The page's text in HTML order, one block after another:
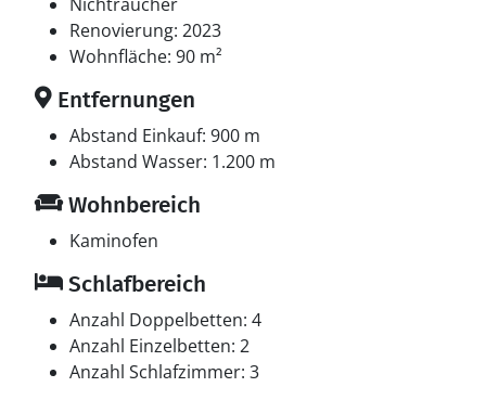
Player. Stereoanlage. CD-Player. 1-3 dänische
Fernsehsender. Mindestens 4 dänische
Fernsehsender. Mindestens 4 deutsche
Fernsehsender. Es steht kabellose Internetverbindung
zur Verfügung.
Entspannen Sie sich im Innen-Durchlauf-Whirlpool für
2 Personen.
Renovierung: 2023
Wohnfläche: 90 m²
Entfernungen
Abstand Einkauf: 900 m
Abstand Wasser: 1.200 m
Wohnbereich
Kaminofen
Schlafbereich
Anzahl Doppelbetten: 4
Anzahl Einzelbetten: 2
Anzahl Schlafzimmer: 3